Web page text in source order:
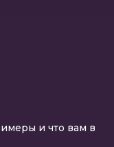
и что вам в